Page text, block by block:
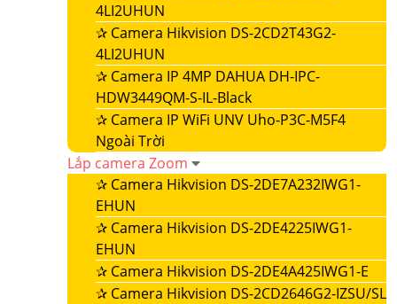
4LI2UHUN
✰ Camera Hikvision DS-2CD2T43G2-
4LI2UHUN
✰ Camera IP 4MP DAHUA DH-IPC-
HDW3449QM-S-IL-Black
✰ Camera IP WiFi UNV Uho-P3C-M5F4
Ngoài Trời
Lắp camera Zoom
✰ Camera Hikvision DS-2DE7A232IWG1-
EHUN
✰ Camera Hikvision DS-2DE4225IWG1-
EHUN
✰ Camera Hikvision DS-2DE4A425IWG1-E
✰ Camera Hikvision DS-2CD2646G2-IZSU/SL